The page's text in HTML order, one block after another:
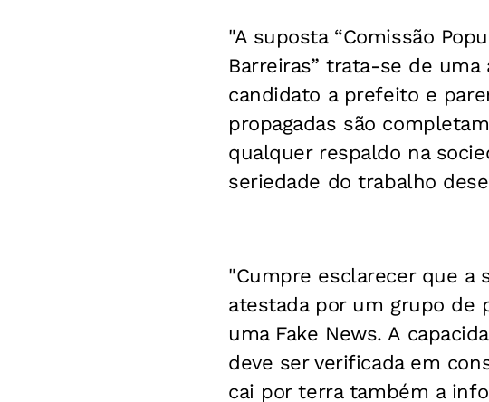
"A suposta “Comissão
Barreiras” trata-se de
candidato a prefeito e
propagadas são
qualquer respaldo na
seriedade do trabalho
"Cumpre esclarecer que a
atestada por um grupo de
uma Fake News. A
deve ser verificada em
cai por terra também a